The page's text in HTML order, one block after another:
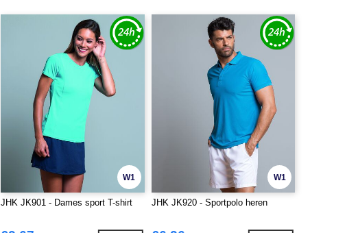
W1
JHK JK901 - Dames sport T-shirt
W1
JHK JK920 - Sportpolo heren